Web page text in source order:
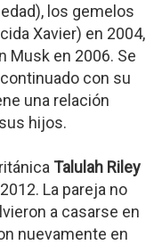
los gemelos
Xavier) en 2004,
Musk en 2006. Se
con su
una relación
hijos.
Talulah Riley
La pareja no
a casarse en
nuevamente en